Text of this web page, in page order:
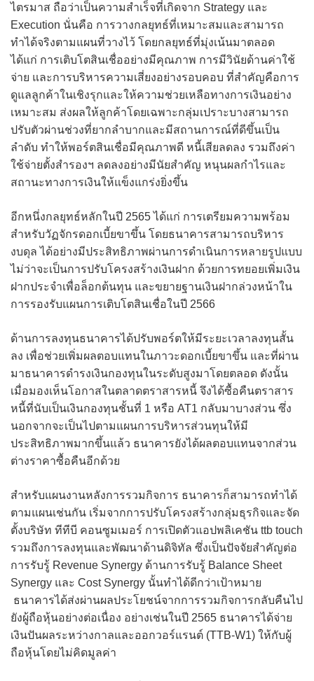
ไตรมาส ถือว่าเป็นความสำเร็จที่เกิดจาก Strategy และ
Execution นั่นคือ การวางกลยุทธ์ที่เหมาะสมและสามารถ
ทำได้จริงตามแผนที่วางไว้ โดยกลยุทธ์ที่มุ่งเน้นมาตลอด
ได้แก่ การเติบโตสินเชื่ออย่างมีคุณภาพ การมีวินัยด้านค่าใช้
จ่าย และการบริหารความเสี่ยงอย่างรอบคอบ ที่สำคัญคือการ
ดูแลลูกค้าในเชิงรุกและให้ความช่วยเหลือทางการเงินอย่าง
เหมาะสม ส่งผลให้ลูกค้าโดยเฉพาะกลุ่มเปราะบางสามารถ
ปรับตัวผ่านช่วงที่ยากลำบากและมีสถานการณ์ที่ดีขึ้นเป็น
ลำดับ ทำให้พอร์ตสินเชื่อมีคุณภาพดี หนี้เสียลดลง รวมถึงค่า
ใช้จ่ายตั้งสำรองฯ ลดลงอย่างมีนัยสำคัญ หนุนผลกำไรและ
สถานะทางการเงินให้แข็งแกร่งยิ่งขึ้น
อีกหนึ่งกลยุทธ์หลักในปี 2565 ได้แก่ การเตรียมความพร้อม
สำหรับวัฏจักรดอกเบี้ยขาขึ้น โดยธนาคารสามารถบริหาร
งบดุล ได้อย่างมีประสิทธิภาพผ่านการดำเนินการหลายรูปแบบ
ไม่ว่าจะเป็นการปรับโครงสร้างเงินฝาก ด้วยการทยอยเพิ่มเงิน
ฝากประจำเพื่อล็อกต้นทุน และขยายฐานเงินฝากล่วงหน้าใน
การรองรับแผนการเติบโตสินเชื่อในปี 2566
ด้านการลงทุนธนาคารได้ปรับพอร์ตให้มีระยะเวลาลงทุนสั้น
ลง เพื่อช่วยเพิ่มผลตอบแทนในภาวะดอกเบี้ยขาขึ้น และที่ผ่าน
มาธนาคารดำรงเงินกองทุนในระดับสูงมาโดยตลอด ดังนั้น
เมื่อมองเห็นโอกาสในตลาดตราสารหนี้ จึงได้ซื้อคืนตราสาร
หนี้ที่นับเป็นเงินกองทุนชั้นที่ 1 หรือ AT1 กลับมาบางส่วน ซึ่ง
นอกจากจะเป็นไปตามแผนการบริหารส่วนทุนให้มี
ประสิทธิภาพมากขึ้นแล้ว ธนาคารยังได้ผลตอบแทนจากส่วน
ต่างราคาซื้อคืนอีกด้วย
สำหรับแผนงานหลังการรวมกิจการ ธนาคารก็สามารถทำได้
ตามแผนเช่นกัน เริ่มจากการปรับโครงสร้างกลุ่มธุรกิจและจัด
ตั้งบริษัท ทีทีบี คอนซูมเมอร์ การเปิดตัวแอปพลิเคชัน ttb touch
รวมถึงการลงทุนและพัฒนาด้านดิจิทัล ซึ่งเป็นปัจจัยสำคัญต่อ
การรับรู้ Revenue Synergy ด้านการรับรู้ Balance Sheet
Synergy และ Cost Synergy นั้นทำได้ดีกว่าเป้าหมาย
ธนาคารได้ส่งผ่านผลประโยชน์จากการรวมกิจการกลับคืนไป
ยังผู้ถือหุ้นอย่างต่อเนื่อง อย่างเช่นในปี 2565 ธนาคารได้จ่าย
เงินปันผลระหว่างกาลและออกวอร์แรนต์ (TTB-W1) ให้กับผู้
ถือหุ้นโดยไม่คิดมูลค่า